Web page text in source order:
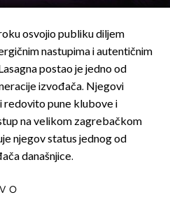
osvojio publiku diljem
nastupima i autentičnim
postao je jedno od
izvođača. Njegovi
redovito pune klubove i
na velikom zagrebačkom
njegov status jednog od
današnjice.